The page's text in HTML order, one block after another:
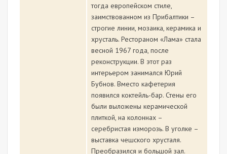
тогда европейском стиле,
заимствованном из Прибалтики –
строгие линии, мозаика, керамика и
хрусталь. Рестораном «Лама» стала
весной 1967 года, после
реконструкции. В этот раз
интерьером занимался Юрий
Бубнов. Вместо кафетерия
появился коктейль-бар. Стены его
были выложены керамической
плиткой, на колоннах –
серебристая изморозь. В уголке –
выставка чешского хрусталя.
Преобразился и большой зал.